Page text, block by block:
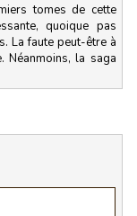
tomes de cette
quoique pas
La faute peut-être à
Néanmoins, la saga